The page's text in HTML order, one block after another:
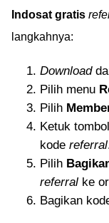
Indosat gratis
langkahnya:
Download
Pilih menu
Pilih
Ketuk tombol
kode referral
Pilih
referral ke
Bagikan